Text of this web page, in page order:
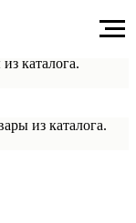
каталога.
из каталога.